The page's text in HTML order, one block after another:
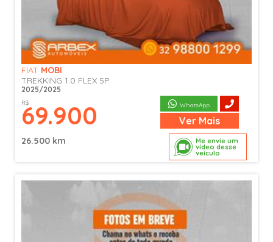
Me envie um
vídeo desse
veículo
FIAT MOBI
TREKKING 1.0 FLEX 5P.
2025/2025
R$
69.900 WhatsApp
Ver Mais
26.500 km